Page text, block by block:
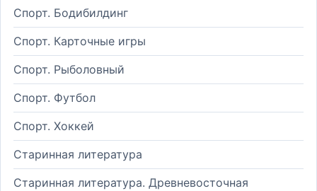
Спорт. Бодибилдинг
Спорт. Карточные игры
Спорт. Рыболовный
Спорт. Футбол
Спорт. Хоккей
Старинная литература
Старинная литература. Древневосточная